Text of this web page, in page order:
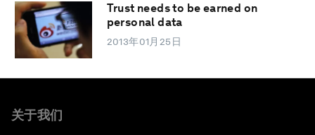
Trust needs to be earned on
personal data
2013年01月25日
关于我们